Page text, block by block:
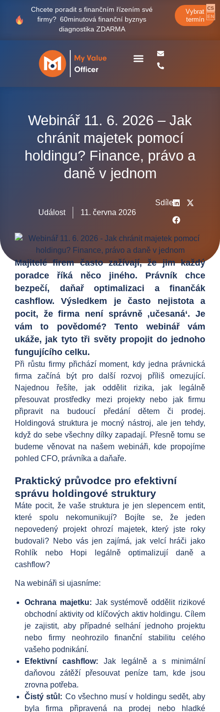
Chcete poradit s finančním řízením své
firmy?60minutová finanční byznys
diagnostika ZDARMA
Vybrat
termín
CS
EN
Webinář 11. 6. 2026 – Jak
chránit majetek pomocí
holdingu? Finance, právo a
daně v jednom
Událost 11. června 2026
Sdílet
Majitelé firem často zažívají, že jim každý
poradce říká něco jiného. Právník chce
bezpečí, daňař optimalizaci a finančák
cashflow. Výsledkem je často nejistota a
pocit, že firma není správně ‚učesaná‘. Je
vám to povědomé? Tento webinář vám
ukáže, jak tyto tři světy propojit do jednoho
fungujícího celku.
Při růstu firmy přichází moment, kdy jedna právnická
firma začíná být pro další rozvoj příliš omezující.
Najednou řešíte, jak oddělit rizika, jak legálně
přesouvat prostředky mezi projekty nebo jak firmu
připravit na budoucí předání dětem či prodej.
Holdingová struktura je mocný nástroj, ale jen tehdy,
když do sebe všechny dílky zapadají. Přesně tomu se
budeme věnovat na našem webináři, kde propojíme
pohled CFO, právníka a daňaře.
Praktický průvodce pro efektivní
správu holdingové struktury
Máte pocit, že vaše struktura je jen slepencem entit,
které spolu nekomunikují? Bojíte se, že jeden
nepovedený projekt ohrozí majetek, který jste roky
budovali? Nebo vás jen zajímá, jak velcí hráči jako
Rohlík nebo Hopi legálně optimalizují daně a
cashflow?
Na webináři si ujasníme:
Ochrana majetku: Jak systémově oddělit rizikové
obchodní aktivity od klíčových aktiv holdingu. Cílem
je zajistit, aby případné selhání jednoho projektu
nebo firmy neohrozilo finanční stabilitu celého
vašeho podnikání.
Efektivní cashflow: Jak legálně a s minimální
daňovou zátěží přesouvat peníze tam, kde jsou
zrovna potřeba.
Čistý stůl: Co všechno musí v holdingu sedět, aby
byla firma připravená na prodej nebo hladké